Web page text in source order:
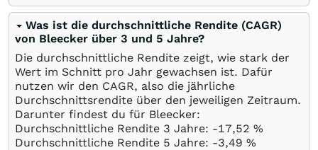
Was ist die durchschnittliche Rendite (CAGR)
von Bleecker über 3 und 5 Jahre?
Die durchschnittliche Rendite zeigt, wie stark der
Wert im Schnitt pro Jahr gewachsen ist. Dafür
nutzen wir den CAGR, also die jährliche
Durchschnittsrendite über den jeweiligen Zeitraum.
Darunter findest du für Bleecker:
Durchschnittliche Rendite 3 Jahre: -17,52 %
Durchschnittliche Rendite 5 Jahre: -3,49 %